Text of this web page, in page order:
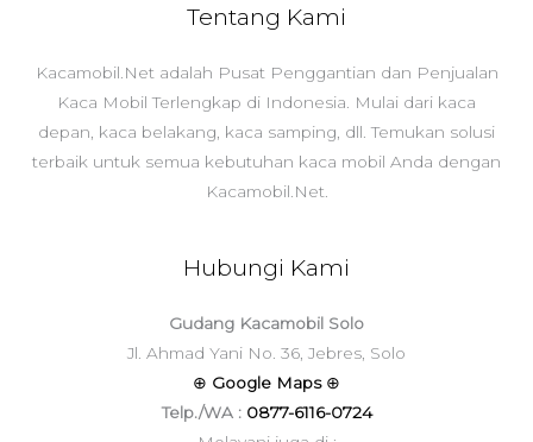
Tentang Kami
Kacamobil.Net adalah Pusat Penggantian dan Penjualan
Kaca Mobil Terlengkap di Indonesia. Mulai dari kaca
depan, kaca belakang, kaca samping, dll. Temukan solusi
terbaik untuk semua kebutuhan kaca mobil Anda dengan
Kacamobil.Net.
Hubungi Kami
Gudang Kacamobil Solo
Jl. Ahmad Yani No. 36, Jebres, Solo
⊕ Google Maps ⊕
Telp./WA : 0877-6116-0724